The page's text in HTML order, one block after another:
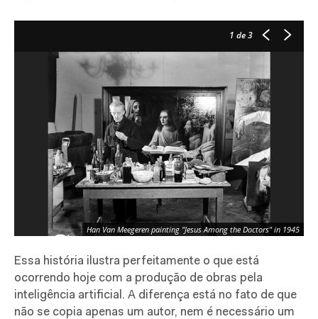
1 de 3
Han Van Meegeren painting "Jesus Among the Doctors" in 1945
Essa história ilustra perfeitamente o que está
ocorrendo hoje com a produção de obras pela
inteligência artificial. A diferença está no fato de que
não se copia apenas um autor, nem é necessário um